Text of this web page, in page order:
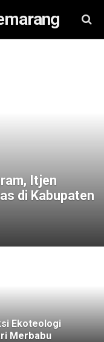
Itjen
di Kabupaten
Ekoteologi
Merbabu